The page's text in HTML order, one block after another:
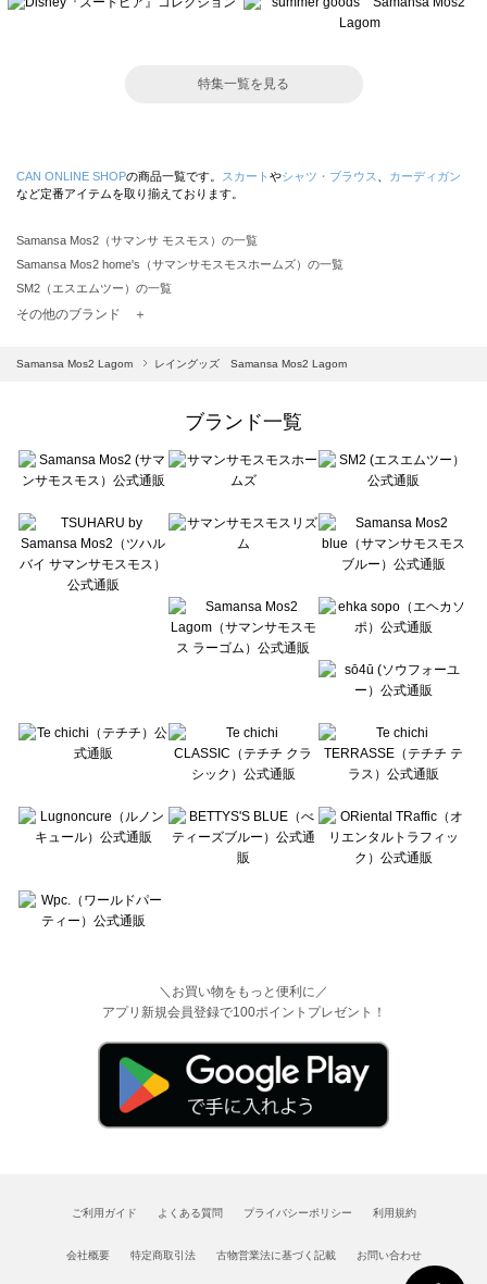
特集一覧を見る
CAN ONLINE SHOPの商品一覧です。 スカート やシャツ・ブラウス
カーディガン
など定番アイテムを取り揃えております。
Samansa Mos2（サマンサ モスモス）の一覧
Samansa Mos2 home's（サマンサモスモスホームズ）の一覧
SM2（エスエムツー）の一覧
TSUHARU by Samansa Mos2（ツハルバイサマンサモスモス）の一覧
Samansa Mos2 blue（サマンサモスモス ブルー）の一覧
Te chichi（テチチ）の一覧
Te chichi CLASSIC（テチチ クラシック）の一覧
Lugnoncure（ルノンキュール）の一覧
BETTY'S BLUE（べティーズブルー）の一覧
Wpc.（ワールドパーティー）の一覧
その他のブランド ＋
Samansa Mos2 Lagom レイングッズ Samansa Mos2 Lagom
ブランド一覧
＼お買い物をもっと便利に／
アプリ新規会員登録で100ポイントプレゼント！
ご利用ガイド よくある質問 プライバシーポリシー 利用規約
会社概要 特定商取引法 古物営業法に基づく記載 お問い合わせ